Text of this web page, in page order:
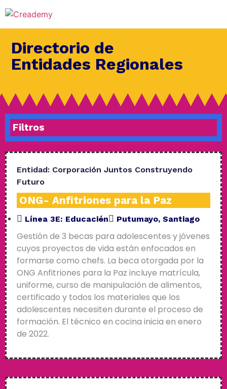
Directorio de
Entidades Regionales
Filtros
Entidad: Corporación Juntos Construyendo
Futuro
ONG- Anfitriones para la Paz
Línea 3E: Educación Putumayo, Santiago
Gestión de 3 becas para adolescentes y jóvenes
cuyos proyectos de vida están enfocados en
formarse como chefs. La beca otorgada por la
ONG Anfitriones para la Paz incluye matrícula,
uniforme, curso de manipulación de alimentos,
certificado y todos los materiales que los
adolescentes necesiten durante el proceso de
formación. El técnico en cocina inicia en enero
de 2022.